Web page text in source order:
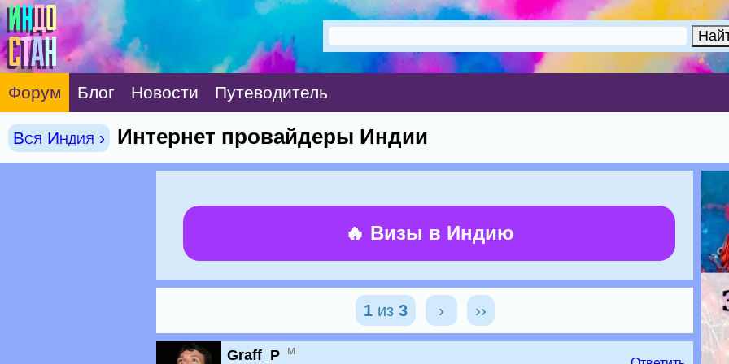
Форум Блог Новости Путеводитель
Вся Индия › Интернет провайдеры Индии
🔥 Визы в Индию
1из 3 › ››
Graff_P м